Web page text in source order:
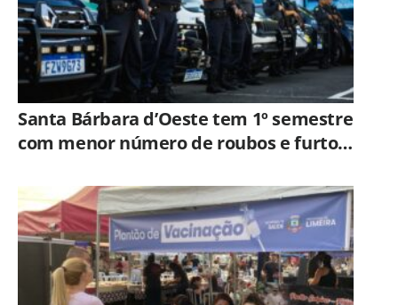
Santa Bárbara d’Oeste tem 1º semestre
com menor número de roubos e furtos